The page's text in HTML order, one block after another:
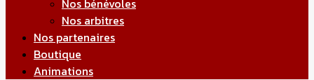
Nos bénévoles
Nos arbitres
Nos partenaires
Boutique
Animations